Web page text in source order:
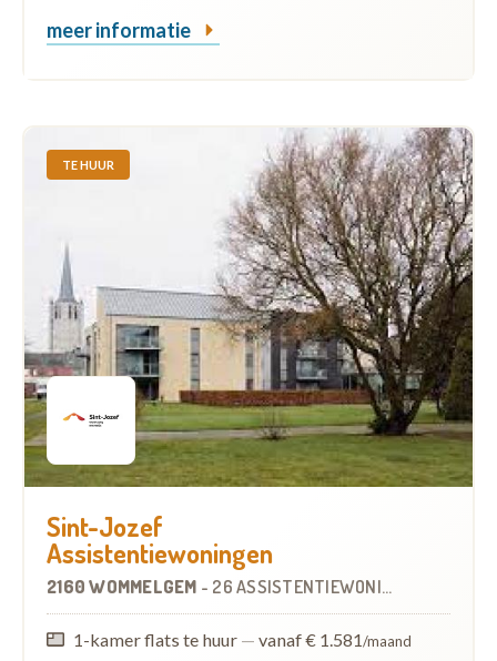
meer informatie
TE HUUR
Sint-Jozef
Assistentiewoningen
2160 WOMMELGEM - 26 ASSISTENTIEWONINGEN
1-kamer flats te huur — vanaf € 1.581/maand